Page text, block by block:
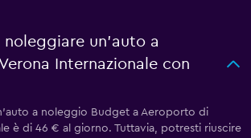
un'auto a
Internazionale con
a noleggio Budget a Aeroporto di
è di 46 € al giorno. Tuttavia, potresti riuscire